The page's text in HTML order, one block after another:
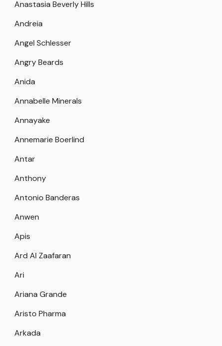
Anastasia Beverly Hills
Andreia
Angel Schlesser
Angry Beards
Anida
Annabelle Minerals
Annayake
Annemarie Boerlind
Antar
Anthony
Antonio Banderas
Anwen
Apis
Ard Al Zaafaran
Ari
Ariana Grande
Aristo Pharma
Arkada